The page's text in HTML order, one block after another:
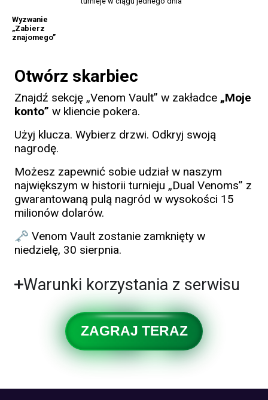
Wyzwanie
„Zabierz
znajomego”
Otwórz skarbiec
Znajdź sekcję „Venom Vault” w zakładce „Moje
konto” w kliencie pokera.
Użyj klucza. Wybierz drzwi. Odkryj swoją
nagrodę.
Możesz zapewnić sobie udział w naszym
największym w historii turnieju „Dual Venoms” z
gwarantowaną pulą nagród w wysokości 15
milionów dolarów.
🗝️ Venom Vault zostanie zamknięty w
niedzielę, 30 sierpnia.
Warunki korzystania z serwisu
ZAGRAJ TERAZ